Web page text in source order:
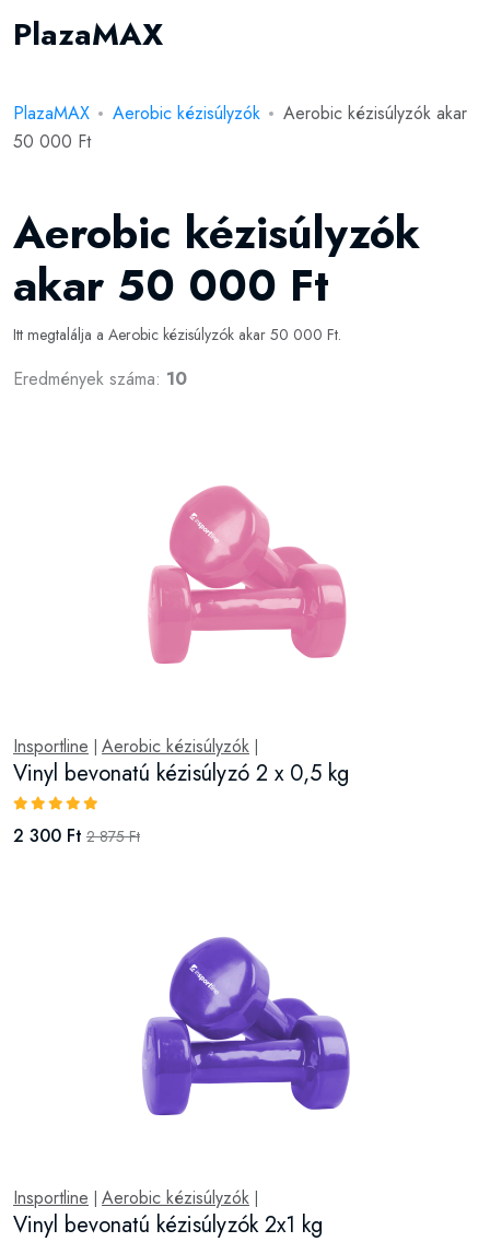
PlazaMAX
PlazaMAX Aerobic kézisúlyzók
Aerobic kézisúlyzók akar
50 000 Ft
Aerobic kézisúlyzók
akar 50 000 Ft
Itt megtalálja a Aerobic kézisúlyzók akar 50 000 Ft.
Eredmények száma: 10
Insportline Aerobic kézisúlyzók
Vinyl bevonatú kézisúlyzó 2 x 0,5 kg
2 300 Ft 2 875 Ft
Insportline Aerobic kézisúlyzók
Vinyl bevonatú kézisúlyzók 2x1 kg